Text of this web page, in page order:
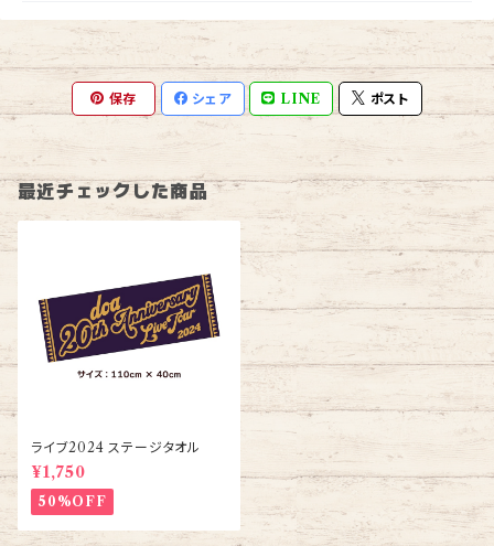
保存 シェア LINE ポスト
最近チェックした商品
ライブ2024 ステージタオル
¥1,750
50%OFF